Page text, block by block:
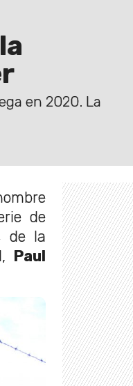
en 2020. La
de
de la
Paul